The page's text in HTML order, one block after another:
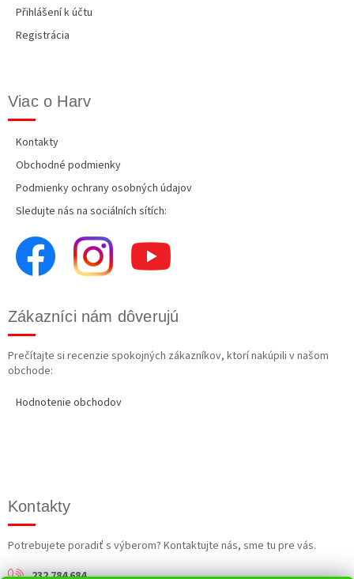
Přihlášení k účtu
Registrácia
Viac o Harv
Kontakty
Obchodné podmienky
Podmienky ochrany osobných údajov
Sledujte nás na sociálních sítích:
Zákazníci nám dôverujú
Prečítajte si recenzie spokojných zákazníkov, ktorí nakúpili v našom
obchode:
Hodnotenie obchodov
Kontakty
Potrebujete poradiť s výberom? Kontaktujte nás, sme tu pre vás.
232 784 684